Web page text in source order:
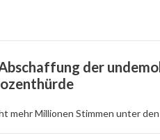
der
mehr Millionen Stimmen unter